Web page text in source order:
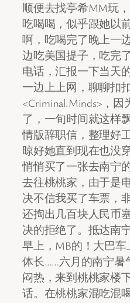
顺便去找亭希MM玩
吃喝喝，似乎跟她以
啊，吃喝完了晚上一
边吃美国提子，吃完
电话，汇报一下当天
一边上上网，聊聊扣
<Criminal.Minds>，
了，一旬时间就这样
情版辞职信，整理好
晾好她直到现在也没
悄悄买了一张去南宁
去往桃桃家，由于是
决不信我买了车票，
还掏出几百块人民币
决的拒绝了。抵达南
早上，MB的！大巴
体长……六月的南宁暑
闷热，来到桃桃家楼
话。在桃桃家混吃混